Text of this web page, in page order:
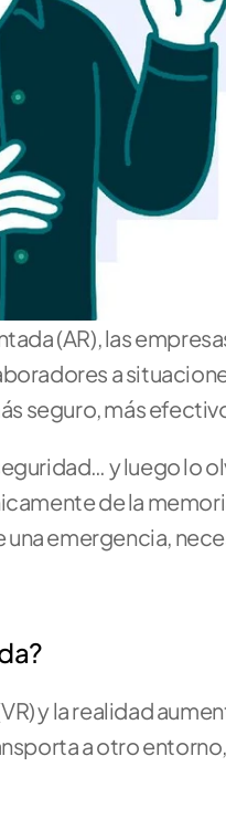
(AR), las
a
seguro, más
y luego lo
de la
emergencia,
y la realidad
a otro